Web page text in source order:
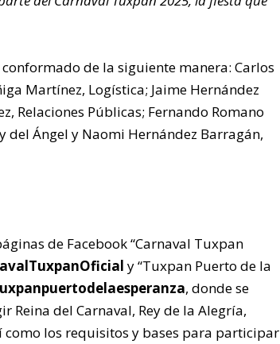
fortaleciendo el bienestar
de las familias tuxpeñas.
de la siguiente manera: Carlos
Martínez, Logística; Jaime Hernández
Relaciones Públicas; Fernando Romano
del Ángel y Naomi Hernández Barragán,
de Facebook “Carnaval Tuxpan
y “Tuxpan Puerto de la
, donde se
Reina del Carnaval, Rey de la Alegría,
como los requisitos y bases para participar